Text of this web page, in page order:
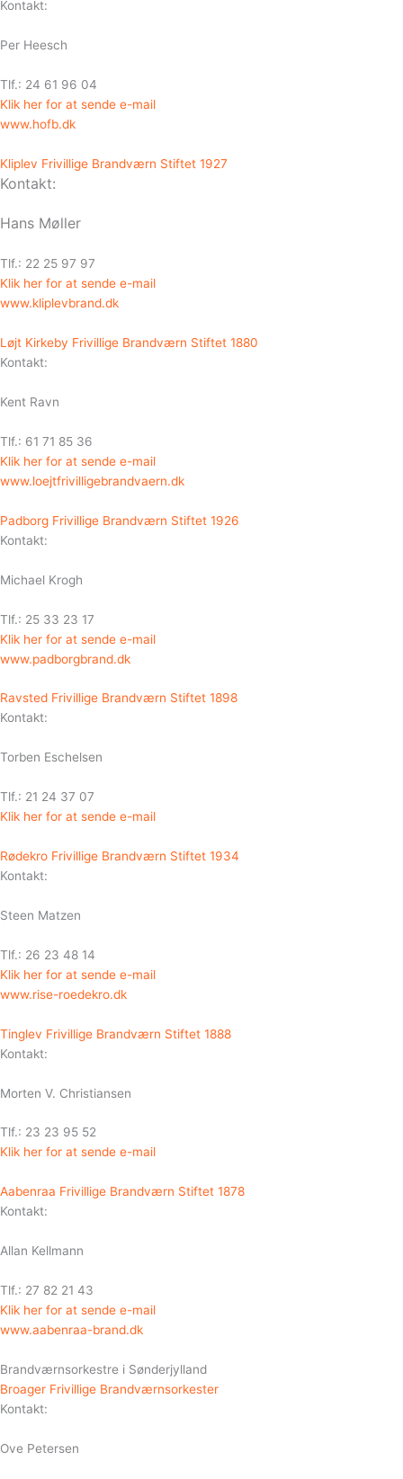
Kontakt:
Per Heesch
Tlf.: 24 61 96 04
Klik her for at sende e-mail
www.hofb.dk
Kliplev Frivillige Brandværn Stiftet 1927
Kontakt:
Hans Møller
Tlf.: 22 25 97 97
Klik her for at sende e-mail
www.kliplevbrand.dk
Løjt Kirkeby Frivillige Brandværn Stiftet 1880
Kontakt:
Kent Ravn
Tlf.: 61 71 85 36
Klik her for at sende e-mail
www.loejtfrivilligebrandvaern.dk
Padborg Frivillige Brandværn Stiftet 1926
Kontakt:
Michael Krogh
Tlf.: 25 33 23 17
Klik her for at sende e-mail
www.padborgbrand.dk
Ravsted Frivillige Brandværn Stiftet 1898
Kontakt:
Torben Eschelsen
Tlf.: 21 24 37 07
Klik her for at sende e-mail
Rødekro Frivillige Brandværn Stiftet 1934
Kontakt:
Steen Matzen
Tlf.: 26 23 48 14
Klik her for at sende e-mail
www.rise-roedekro.dk
Tinglev Frivillige Brandværn Stiftet 1888
Kontakt:
Morten V. Christiansen
Tlf.: 23 23 95 52
Klik her for at sende e-mail
Aabenraa Frivillige Brandværn Stiftet 1878
Kontakt:
Allan Kellmann
Tlf.: 27 82 21 43
Klik her for at sende e-mail
www.aabenraa-brand.dk
Brandværnsorkestre i Sønderjylland
Broager Frivillige Brandværnsorkester
Kontakt:
Ove Petersen